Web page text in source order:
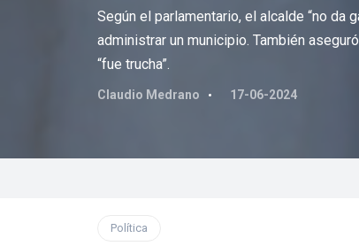
Según el parlamentario, el alcalde “no da
administrar un municipio. También
“fue trucha”.
Claudio Medrano 17-06-2024
Política